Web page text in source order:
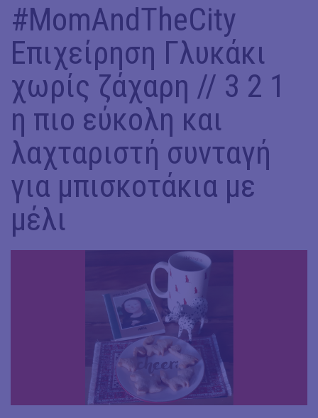
#MomAndTheCity
Επιχείρηση Γλυκάκι
χωρίς ζάχαρη // 3 2 1
η πιο εύκολη και
λαχταριστή συνταγή
για μπισκοτάκια με
μέλι